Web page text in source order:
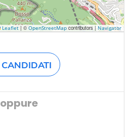
Leaflet |©OpenStreetMapcontributors |Navigator
CANDIDATI
oppure